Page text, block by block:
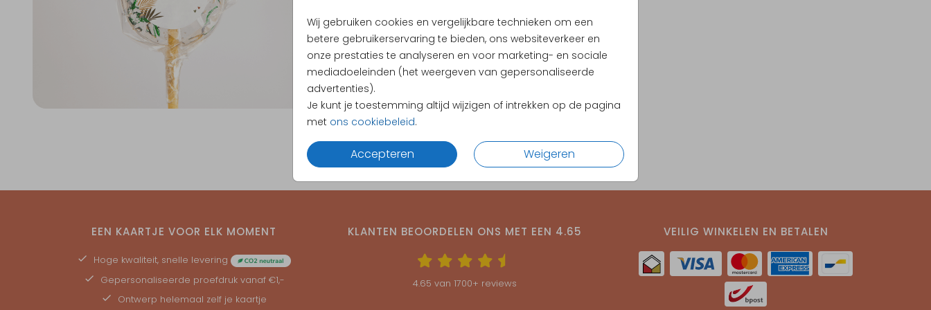
Wij gebruiken cookies en vergelijkbare technieken om een
betere gebruikerservaring te bieden, ons websiteverkeer en
onze prestaties te analyseren en voor marketing- en sociale
mediadoeleinden (het weergeven van gepersonaliseerde
advertenties).
Je kunt je toestemming altijd wijzigen of intrekken op de pagina
met ons cookiebeleid.
Accepteren Weigeren
EEN KAARTJE VOOR ELK MOMENT
Hoge kwaliteit, snelle levering
Gepersonaliseerde proefdrukvanaf €1,-
Ontwerp helemaal zelf je kaartje
KLANTEN BEOORDELEN ONS MET EEN 4.65
4.65 van 1700+ reviews
VEILIG WINKELEN EN BETALEN